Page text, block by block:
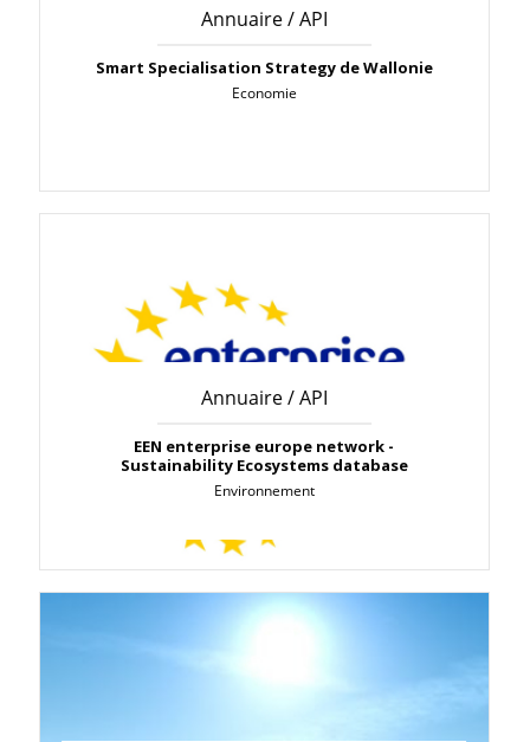
Annuaire / API
Smart Specialisation Strategy de Wallonie
Economie
Annuaire / API
EEN enterprise europe network -
Sustainability Ecosystems database
Environnement